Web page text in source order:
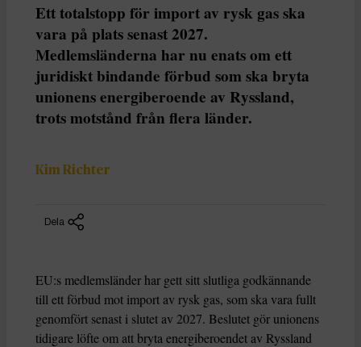
Ett totalstopp för import av rysk gas ska
vara på plats senast 2027.
Medlemsländerna har nu enats om ett
juridiskt bindande förbud som ska bryta
unionens energiberoende av Ryssland,
trots motstånd från flera länder.
Kim Richter
Dela
EU:s medlemsländer har gett sitt slutliga godkännande
till ett förbud mot import av rysk gas, som ska vara fullt
genomfört senast i slutet av 2027. Beslutet gör unionens
tidigare löfte om att bryta energiberoendet av Ryssland